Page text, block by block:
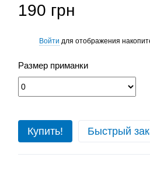
190 грн
Войти для отображения
Размер приманки
Купить! Быстрый